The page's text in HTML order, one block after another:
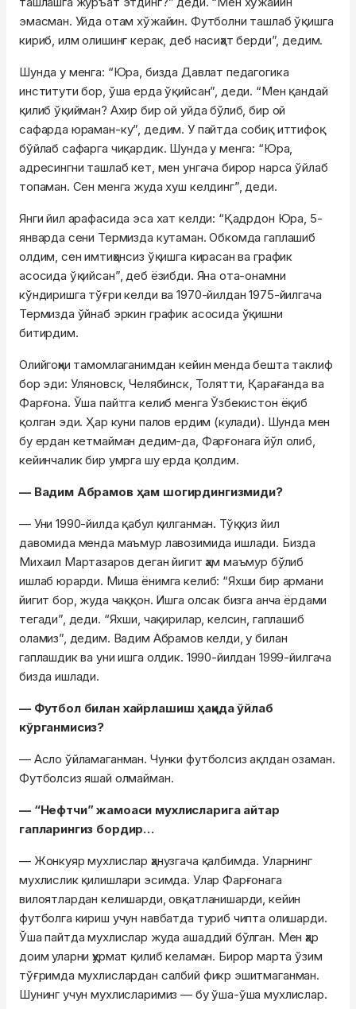
эмасман. Уйда отам хўжайин. Футболни ташлаб ўқишга
кириб, илм олишинг керак, деб насиҳат берди”, дедим.
Шунда у менга: “Юра, бизда Давлат педагогика
институти бор, ўша ерда ўқийсан”, деди. “Мен қандай
қилиб ўқийман? Ахир бир ой уйда бўлиб, бир ой
сафарда юраман-ку”, дедим. У пайтда собиқ иттифоқ
бўйлаб сафарга чиқардик. Шунда у менга: “Юра,
адресингни ташлаб кет, мен унгача бирор нарса ўйлаб
топаман. Сен менга жуда хуш келдинг”, деди.
Янги йил арафасида эса хат келди: “Қадрдон Юра, 5-
январда сени Термизда кутаман. Обкомда гаплашиб
олдим, сен имтиҳонсиз ўқишга кирасан ва график
асосида ўқийсан”, деб ёзибди. Яна ота-онамни
кўндиришга тўғри келди ва 1970-йилдан 1975-йилгача
Термизда ўйнаб эркин график асосида ўқишни
битирдим.
Олийгоҳни тамомлаганимдан кейин менда бешта таклиф
бор эди: Уляновск, Челябинск, Толятти, Қарағанда ва
Фарғона. Ўша пайтга келиб менга Ўзбекистон ёқиб
қолган эди. Ҳар куни палов ердим (кулади). Шунда мен
бу ердан кетмайман дедим-да, Фарғонага йўл олиб,
кейинчалик бир умрга шу ерда қолдим.
— Вадим Абрамов ҳам шогирдингизмиди?
— Уни 1990-йилда қабул қилганман. Тўққиз йил
давомида менда маъмур лавозимида ишлади. Бизда
Михаил Мартазаров деган йигит ҳам маъмур бўлиб
ишлаб юрарди. Миша ёнимга келиб: “Яхши бир армани
йигит бор, жуда чаққон. Ишга олсак бизга анча ёрдами
тегади”, деди. “Яхши, чақирилар, келсин, гаплашиб
оламиз”, дедим. Вадим Абрамов келди, у билан
гаплашдик ва уни ишга олдик. 1990-йилдан 1999-йилгача
бизда ишлади.
— Футбол билан хайрлашиш ҳақида ўйлаб
кўрганмисиз?
— Асло ўйламаганман. Чунки футболсиз ақлдан озаман.
Футболсиз яшай олмайман.
— “Нефтчи” жамоаси мухлисларига айтар
гапларингиз бордир…
— Жонкуяр мухлислар ҳанузгача қалбимда. Уларнинг
мухлислик қилишлари эсимда. Улар Фарғонага
вилоятлардан келишарди, овқатланишарди, кейин
футболга кириш учун навбатда туриб чипта олишарди.
Ўша пайтда мухлислар жуда ашаддий бўлган. Мен ҳар
доим уларни ҳурмат қилиб келаман. Бирор марта ўзим
тўғримда мухлислардан салбий фикр эшитмаганман.
Шунинг учун мухлисларимиз — бу ўша-ўша мухлислар.